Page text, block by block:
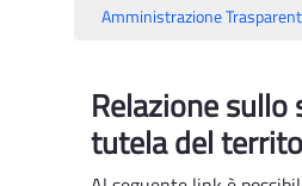
Amministrazione
Relazione
Relazione
tutela del